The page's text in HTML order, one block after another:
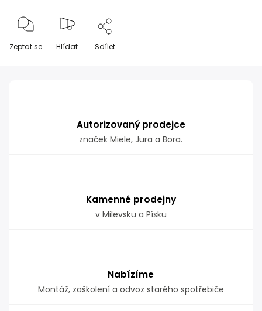
Zeptat se Hlídat Sdílet
Autorizovaný prodejce
značek Miele, Jura a Bora.
Kamenné prodejny
v Milevsku a Písku
Nabízíme
Montáž, zaškolení a odvoz starého spotřebiče